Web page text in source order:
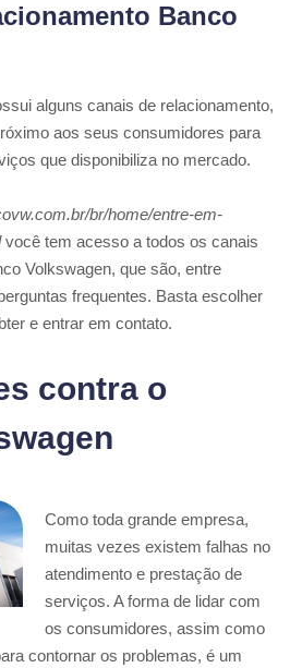
Banco
alguns canais de relacionamento,
aos seus consumidores para
que disponibiliza no mercado.
br/home/entre-em-
você tem acesso a todos os canais
Volkswagen, que são, entre
frequentes. Basta escolher
e entrar em contato.
contra o
Como toda grande empresa,
muitas vezes existem falhas no
atendimento e prestação de
serviços. A forma de lidar com
os consumidores, assim como
contornar os problemas, é um